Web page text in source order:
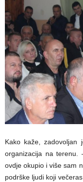
Kako kaže,
organizacija na
ovdje okupio i više sam
podrške ljudi koji